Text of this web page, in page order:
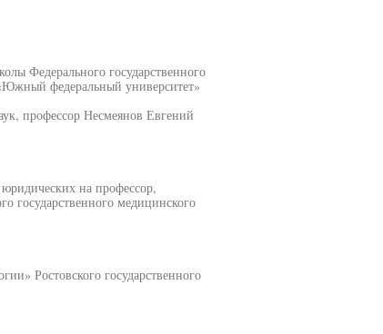
Федерального государственного
федеральный университет»
профессор Несмеянов Евгений
на профессор,
государственного медицинского
Ростовского государственного